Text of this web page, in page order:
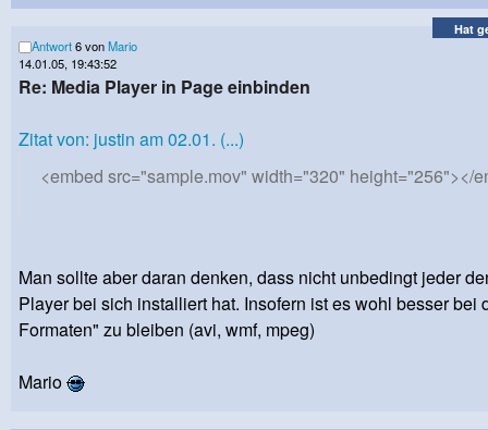
Hat
Antwort6 vonMario
14.01.05, 19:43:52
Re: Media Player in Page einbinden
Zitat von: justin am 02.01. (...)
<embed src="sample.mov" width="320" height="256"></
Man sollte aber daran denken, dass nicht unbedingt jeder
Player bei sich installiert hat. Insofern ist es wohl besser bei
Formaten" zu bleiben (avi, wmf, mpeg)
Mario